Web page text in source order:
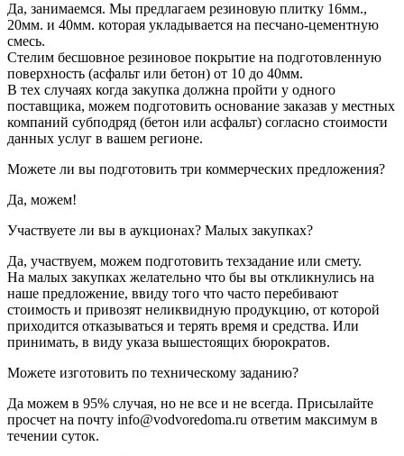
Да, занимаемся. Мы предлагаем резиновую плитку 16мм.,
20мм. и 40мм. которая укладывается на песчано-цементную
смесь.
Стелим бесшовное резиновое покрытие на подготовленную
поверхность (асфальт или бетон) от 10 до 40мм.
В тех случаях когда закупка должна пройти у одного
поставщика, можем подготовить основание заказав у местных
компаний субподряд (бетон или асфальт) согласно стоимости
данных услуг в вашем регионе.
Можете ли вы подготовить три коммерческих предложения?
Да, можем!
Участвуете ли вы в аукционах? Малых закупках?
Да, участвуем, можем подготовить техзадание или смету.
На малых закупках желательно что бы вы откликнулись на
наше предложение, ввиду того что часто перебивают
стоимость и привозят неликвидную продукцию, от которой
приходится отказываться и терять время и средства. Или
принимать, в виду указа вышестоящих бюрократов.
Можете изготовить по техническому заданию?
Да можем в 95% случая, но не все и не всегда. Присылайте
просчет на почту info@vodvoredoma.ru ответим максимум в
течении суток.